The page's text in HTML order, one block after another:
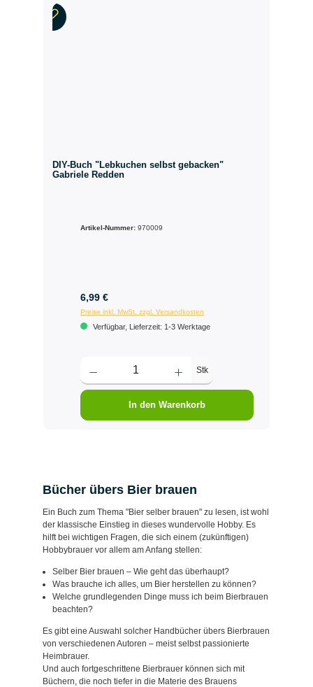
DIY-Buch "Lebkuchen selbst gebacken"
Gabriele Redden
Artikel-Nummer: 970009
6,99 €
Preise inkl. MwSt. zzgl. Versandkosten
Verfügbar, Lieferzeit: 1-3 Werktage
Stk
In den Warenkorb
Bücher übers Bier brauen
Ein Buch zum Thema "Bier selber brauen" zu lesen, ist wohl
der klassische Einstieg in dieses wundervolle Hobby. Es
hilft bei wichtigen Fragen, die sich einem (zukünftigen)
Hobbybrauer vor allem am Anfang stellen:
Selber Bier brauen – Wie geht das überhaupt?
Was brauche ich alles, um Bier herstellen zu können?
Welche grundlegenden Dinge muss ich beim Bierbrauen
beachten?
Es gibt eine Auswahl solcher Handbücher übers Bierbrauen
von verschiedenen Autoren – meist selbst passionierte
Heimbrauer.
Und auch fortgeschrittene Bierbrauer können sich mit
Büchern, die noch tiefer in die Materie des Brauens